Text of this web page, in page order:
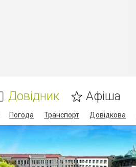
Довідник Афіша
Погода Транспорт Довідкова